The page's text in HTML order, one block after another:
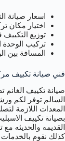
اسعار صيانة
اختيار مكان
توزيع
تركيب الوحدة
المسافة بين
فني صيانة تكييف
صيانة تكييف الغانم
السالم توفر لكم
المعدات اللازمة
بصيانة تكييف
القديمه والحديثه مع
كذلك نقوم بالخدمات